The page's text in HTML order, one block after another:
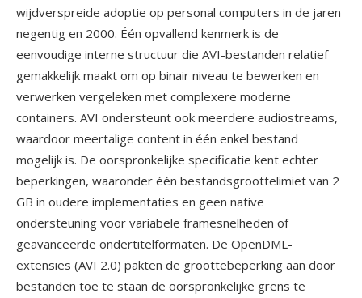
wijdverspreide adoptie op personal computers in de jaren
negentig en 2000. Één opvallend kenmerk is de
eenvoudige interne structuur die AVI-bestanden relatief
gemakkelijk maakt om op binair niveau te bewerken en
verwerken vergeleken met complexere moderne
containers. AVI ondersteunt ook meerdere audiostreams,
waardoor meertalige content in één enkel bestand
mogelijk is. De oorspronkelijke specificatie kent echter
beperkingen, waaronder één bestandsgroottelimiet van 2
GB in oudere implementaties en geen native
ondersteuning voor variabele framesnelheden of
geavanceerde ondertitelformaten. De OpenDML-
extensies (AVI 2.0) pakten de groottebeperking aan door
bestanden toe te staan de oorspronkelijke grens te